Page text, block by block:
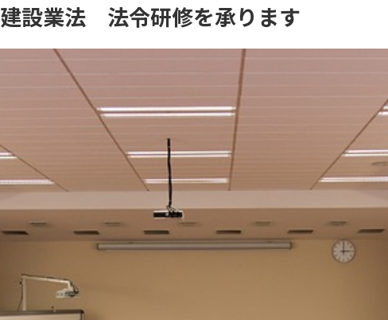
設業法 法令研修を承ります